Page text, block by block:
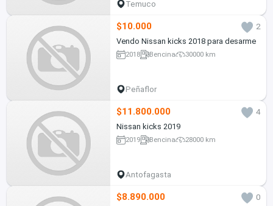
Temuco
$10.000
2
Vendo Nissan kicks 2018 para desarme
2018 Bencina 30000 km
Peñaflor
$11.800.000
4
Nissan kicks 2019
2019 Bencina 28000 km
Antofagasta
$8.890.000
0